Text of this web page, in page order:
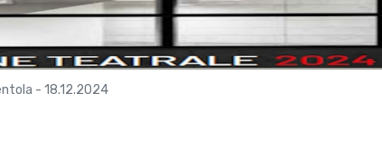
- 18.12.2024